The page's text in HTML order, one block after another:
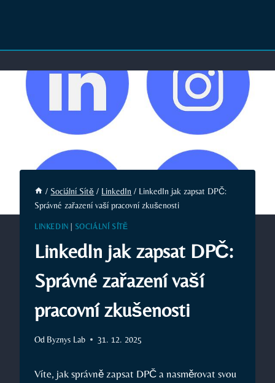
/ Sociální Sítě / LinkedIn / LinkedIn jak zapsat DPČ:
Správné zařazení vaší pracovní zkušenosti
LINKEDIN SOCIÁLNÍ SÍTĚ
LinkedIn jak zapsat DPČ:
Správné zařazení vaší
pracovní zkušenosti
Od Byznys Lab 31. 12. 2025
Víte, jak‌ správně‍ zapsat DPČ a nasměrovat svou